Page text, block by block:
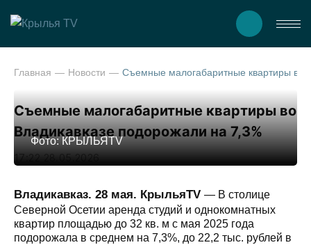
Главная Новости
Съемные малогабаритные квартиры во
Владикавказе подорожали на 7,3%
17:22 28.05.2026
Фото: КРЫЛЬЯTV
Владикавказ. 28 мая. КрыльяTV — В столице
Северной Осетии аренда студий и однокомнатных
квартир площадью до 32 кв. м с мая 2025 года
подорожала в среднем на 7,3%, до 22,2 тыс. рублей в